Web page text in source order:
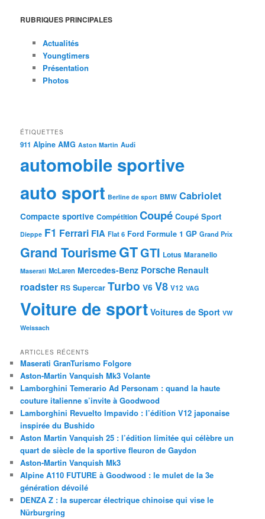
RUBRIQUES PRINCIPALES
Actualités
Youngtimers
Présentation
Photos
ÉTIQUETTES
911 Alpine AMG Aston Martin Audi
automobile sportive
auto sport Berline de sport BMW Cabriolet
Compacte sportive Compétition Coupé Coupé Sport
Dieppe F1 Ferrari FIA Flat 6 Ford Formule 1 GP Grand Prix
Grand TourismeGTGTI Lotus Maranello
Maserati McLaren Mercedes-Benz Porsche Renault
roadster RS Supercar Turbo V6 V8 V12 VAG
Voiture de sport Voitures de Sport VW
Weissach
ARTICLES RÉCENTS
Maserati GranTurismo Folgore
Aston-Martin Vanquish Mk3 Volante
Lamborghini Temerario Ad Personam : quand la haute
couture italienne s’invite à Goodwood
Lamborghini Revuelto Impavido : l’édition V12 japonaise
inspirée du Bushido
Aston Martin Vanquish 25 : l’édition limitée qui célèbre un
quart de siècle de la sportive fleuron de Gaydon
Aston-Martin Vanquish Mk3
Alpine A110 FUTURE à Goodwood : le mulet de la 3e
génération dévoilé
DENZA Z : la supercar électrique chinoise qui vise le
Nürburgring